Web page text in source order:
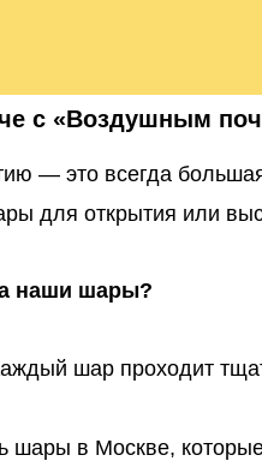
с «Воздушным
— это всегда
для открытия или
наши шары?
шар проходит
шары в Москве,